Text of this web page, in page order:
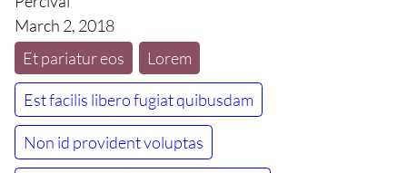
March 2, 2018
Et pariatur eos
Lorem
Est facilis libero fugiat quibusdam
Non id provident voluptas